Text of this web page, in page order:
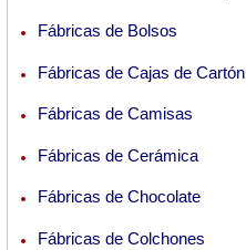
Fábricas de Bolsos
Fábricas de Cajas de Cartón
Fábricas de Camisas
Fábricas de Cerámica
Fábricas de Chocolate
Fábricas de Colchones